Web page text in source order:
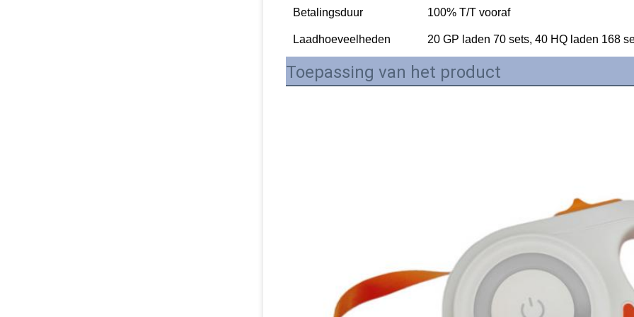
Betalingsduur 100% T/T vooraf
Laadhoeveelheden 20 GP laden 70 sets, 40 HQ laden 168
Toepassing van het product